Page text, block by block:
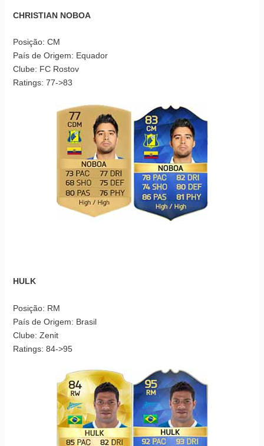
CHRISTIAN NOBOA
Posição: CM
País de Origem: Equador
Clube: FC Rostov
Ratings: 77->83
HULK
Posição: RM
País de Origem: Brasil
Clube: Zenit
Ratings: 84->95